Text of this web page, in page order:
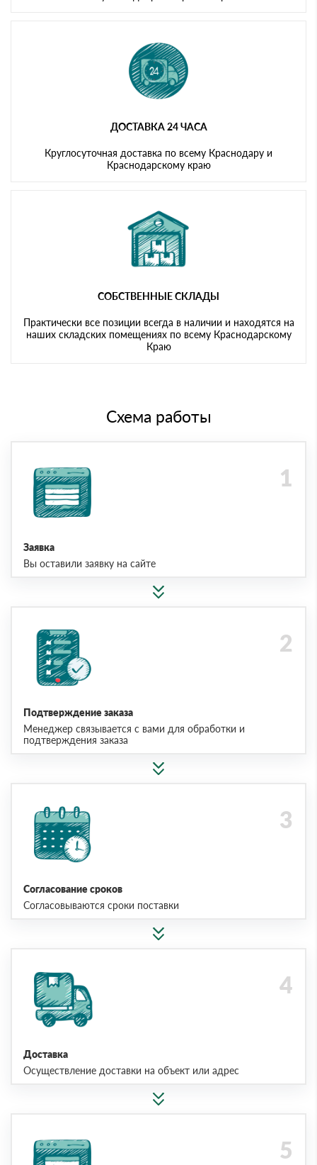
ДОСТАВКА 24 ЧАСА
Круглосуточная доставка по всему Краснодару и
Краснодарскому краю
СОБСТВЕННЫЕ СКЛАДЫ
Практически все позиции всегда в наличии и находятся на
наших складских помещениях по всему Краснодарскому
Краю
Схема работы
Заявка
Вы оставили заявку на сайте
Подтверждение заказа
Менеджер связывается с вами для обработки и
подтверждения заказа
Согласование сроков
Согласовываются сроки поставки
Доставка
Осуществление доставки на объект или адрес